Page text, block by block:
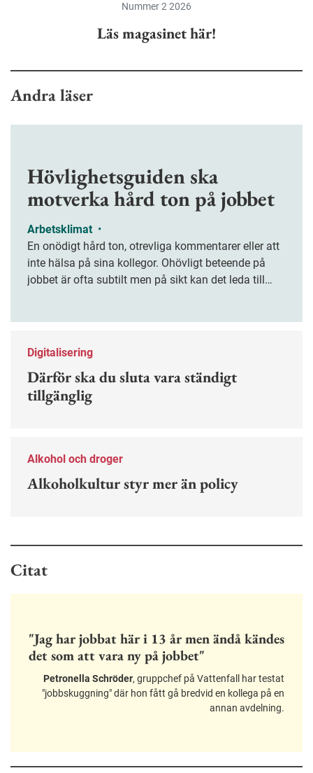
Nummer 2 2026
Läs magasinet här!
Andra läser
Hövlighetsguiden ska
motverka hård ton på jobbet
Arbetsklimat •
En onödigt hård ton, otrevliga kommentarer eller att
inte hälsa på sina kollegor. Ohövligt beteende på
jobbet är ofta subtilt men på sikt kan det leda till
Digitalisering
Därför ska du sluta vara ständigt
tillgänglig
Alkohol och droger
Alkoholkultur styr mer än policy
Citat
"Jag har jobbat här i 13 år men ändå kändes
det som att vara ny på jobbet"
Petronella Schröder, gruppchef på Vattenfall har testat
"jobbskuggning" där hon fått gå bredvid en kollega på en
annan avdelning.